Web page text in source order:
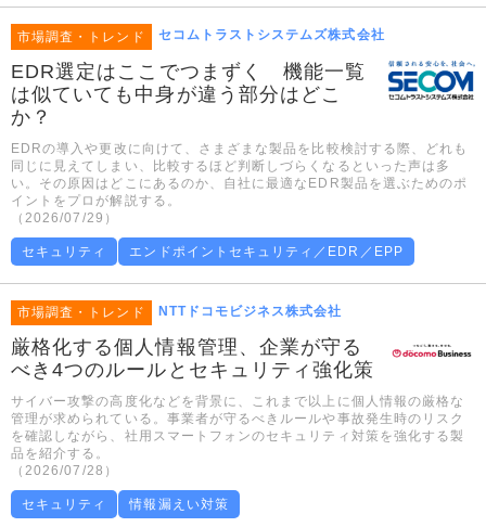
市場調査・トレンド セコムトラストシステムズ株式会社
EDR選定はここでつまずく 機能一覧
は似ていても中身が違う部分はどこ
か？
EDRの導入や更改に向けて、さまざまな製品を比較検討する際、どれも
同じに見えてしまい、比較するほど判断しづらくなるといった声は多
い。その原因はどこにあるのか、自社に最適なEDR製品を選ぶためのポ
イントをプロが解説する。
（2026/07/29）
セキュリティ エンドポイントセキュリティ／EDR／EPP
市場調査・トレンド NTTドコモビジネス株式会社
厳格化する個人情報管理、企業が守る
べき4つのルールとセキュリティ強化策
サイバー攻撃の高度化などを背景に、これまで以上に個人情報の厳格な
管理が求められている。事業者が守るべきルールや事故発生時のリスク
を確認しながら、社用スマートフォンのセキュリティ対策を強化する製
品を紹介する。
（2026/07/28）
セキュリティ 情報漏えい対策